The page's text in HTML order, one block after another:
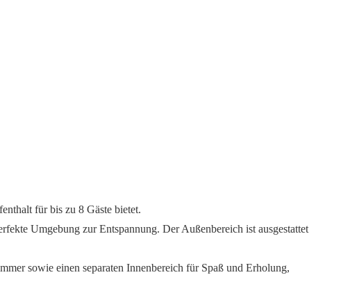
für bis zu 8 Gäste bietet.
Umgebung zur Entspannung. Der Außenbereich ist ausgestattet
sowie einen separaten Innenbereich für Spaß und Erholung,